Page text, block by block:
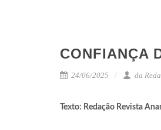
CONFIANÇA
24/06/2025 da
Texto: Redação Revista